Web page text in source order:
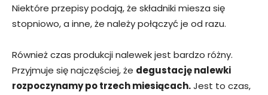
Niektóre przepisy podają, że składniki miesza się
stopniowo, a inne, że należy połączyć je od razu.
Również czas produkcji nalewek jest bardzo różny.
Przyjmuje się najczęściej, że degustację nalewki
rozpoczynamy po trzech miesiącach.Jest to czas,